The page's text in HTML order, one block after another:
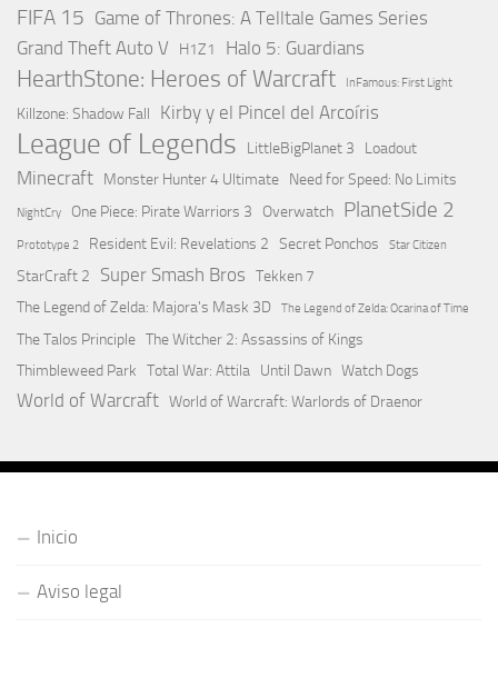
FIFA 15 Game of Thrones: A Telltale Games Series
Grand Theft Auto V H1Z1 Halo 5: Guardians
HearthStone: Heroes of Warcraft InFamous: First Light
Killzone: Shadow Fall Kirby y el Pincel del Arcoíris
League of Legends LittleBigPlanet 3 Loadout
Minecraft Monster Hunter 4 Ultimate Need for Speed: No Limits
NightCry One Piece: Pirate Warriors 3 Overwatch PlanetSide 2
Prototype 2 Resident Evil: Revelations 2 Secret Ponchos Star Citizen
StarCraft 2 Super Smash Bros Tekken 7
The Legend of Zelda: Majora's Mask 3D
The Legend of Zelda: Ocarina of Time
The Talos Principle The Witcher 2: Assassins of Kings
Thimbleweed Park Total War: Attila Until Dawn Watch Dogs
World of Warcraft World of Warcraft: Warlords of Draenor
Inicio
Aviso legal